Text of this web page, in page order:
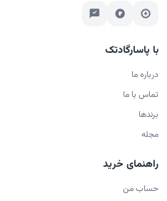
با پاسارگادتک
درباره ما
تماس با ما
برندها
مجله
راهنمای خرید
حساب من